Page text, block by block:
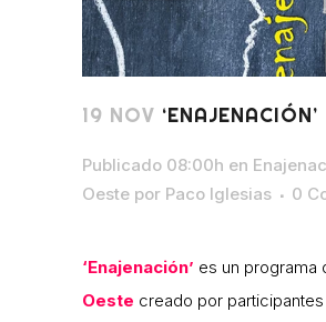
19 NOV ‘ENAJENACIÓN’
Publicado 08:00h en
Oeste por Paco Iglesias 0
‘Enajenación’ es un programa
Oeste creado por